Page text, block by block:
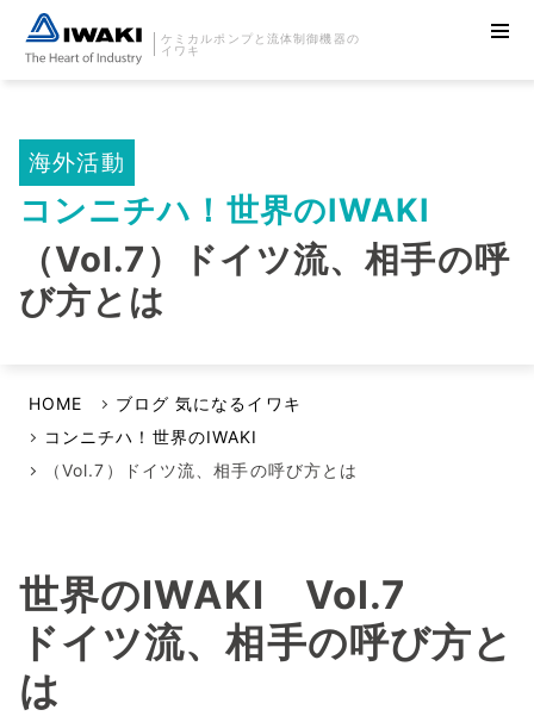
ケミカルポンプと流体制御機器の
イワキ
海外活動
コンニチハ！世界のIWAKI
（Vol.7）ドイツ流、相手の呼
び方とは
HOME
ブログ 気になるイワキ
コンニチハ！世界のIWAKI
（Vol.7）ドイツ流、相手の呼び方とは
世界のIWAKI Vol.7
ドイツ流、相手の呼び方と
は